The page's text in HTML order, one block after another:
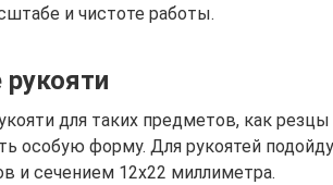
и чистоте работы.
рукояти
для таких предметов, как
особую форму. Для рукоятей
и сечением 12х22 миллиметра.